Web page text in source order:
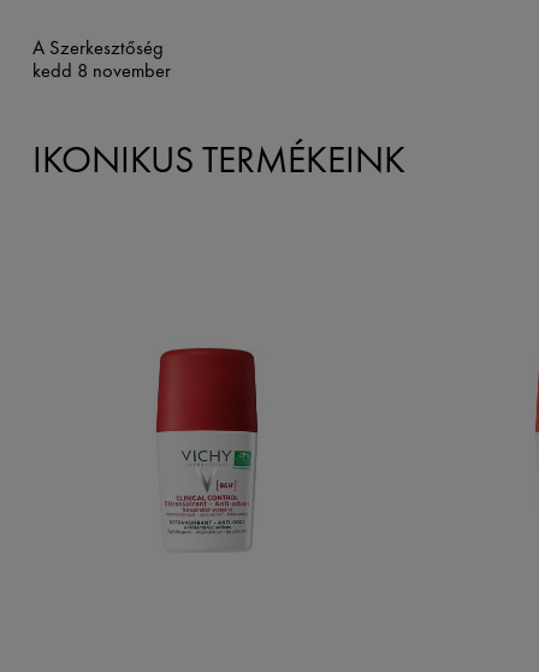
A Szerkesztőség
kedd 8 november
IKONIKUS TERMÉKEINK